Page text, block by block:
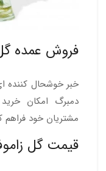
فروش عمده گل
خبر خوشحال کننده
دمبرگ امکان خرید
مشتریان خود
قیمت گل